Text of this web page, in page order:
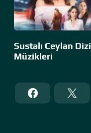
Sustalı Ceylan Dizi
Müzikleri